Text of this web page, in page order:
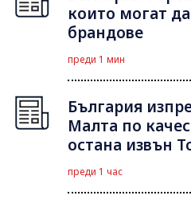
които могат
брандове
преди 1 мин
България
Малта по
остана извън
преди 1 час